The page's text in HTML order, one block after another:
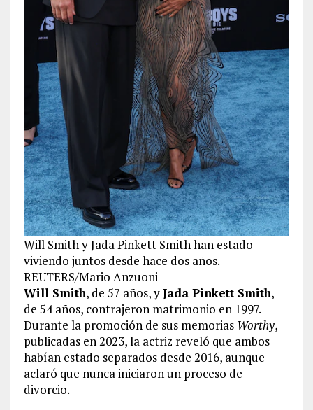
Will Smith y Jada Pinkett Smith han estado
viviendo juntos desde hace dos años.
REUTERS/Mario Anzuoni
Will Smith, de 57 años, yJada Pinkett Smith,
de 54 años, contrajeron matrimonio en 1997.
Durante la promoción de sus memorias Worthy,
publicadas en 2023, la actriz reveló que ambos
habían estado separados desde 2016, aunque
aclaró que nunca iniciaron un proceso de
divorcio.